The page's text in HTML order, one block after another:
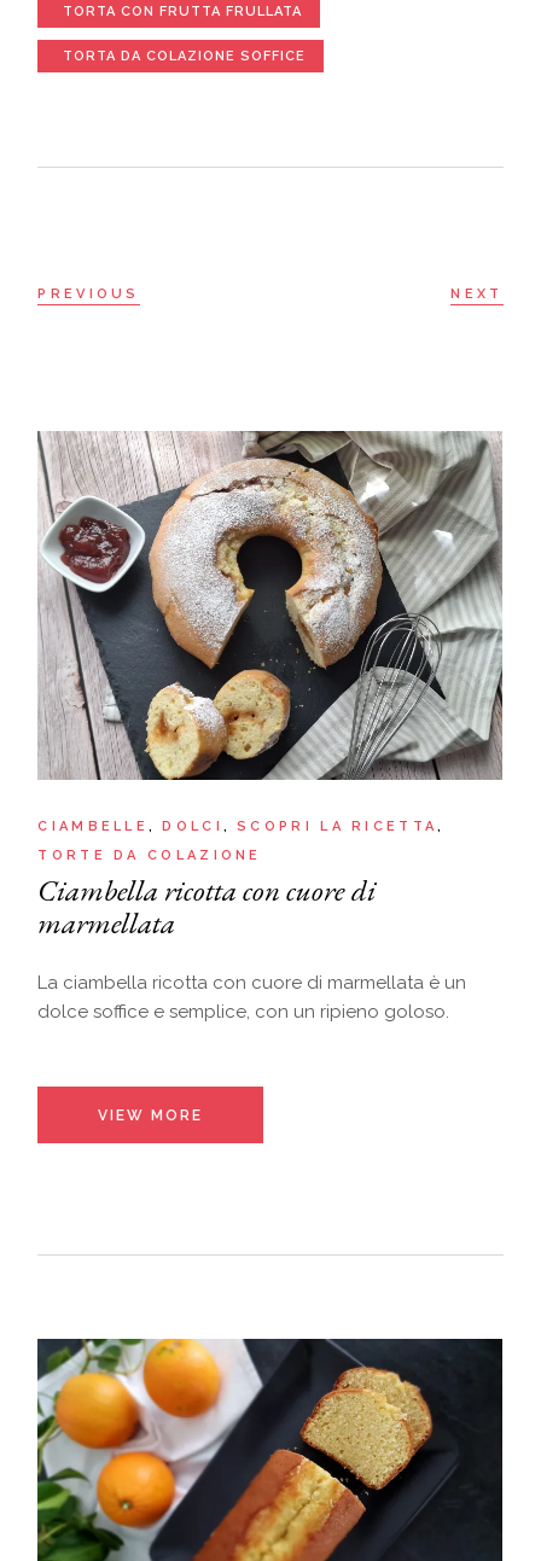
TORTA CON FRUTTA FRULLATA
TORTA DA COLAZIONE SOFFICE
PREVIOUS NEXT
CIAMBELLE DOLCI
SCOPRI LA RICETTA
TORTE DA COLAZIONE
Ciambella ricotta con cuore di
marmellata
La ciambella ricotta con cuore di marmellata è un
dolce soffice e semplice, con un ripieno goloso.
VIEW MORE